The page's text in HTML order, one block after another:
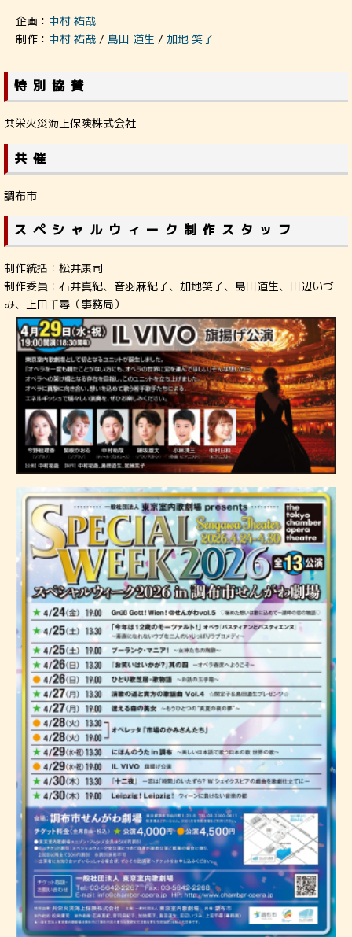
企画： 中村 祐哉
制作： 中村 祐哉 / 島田 道生 / 加地 笑子
特別協賛
共栄火災海上保険株式会社
共催
調布市
スペシャルウィーク制作スタッフ
制作統括：松井康司
制作委員：石井真紀、音羽麻紀子、加地笑子、島田道生、田辺いづ
み、上田千尋（事務局）